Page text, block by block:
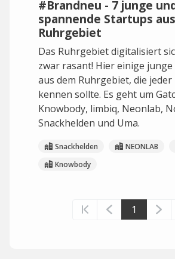
#Brandneu - 7 junge
spannende Startups
Ruhrgebiet
Das Ruhrgebiet digitalisiert
zwar rasant! Hier einige
aus dem Ruhrgebiet, die
kennen sollte. Es geht um
Knowbody, limbiq, Neonlab,
Snackhelden und Uma.
Snackhelden NEONLAB
Knowbody
1